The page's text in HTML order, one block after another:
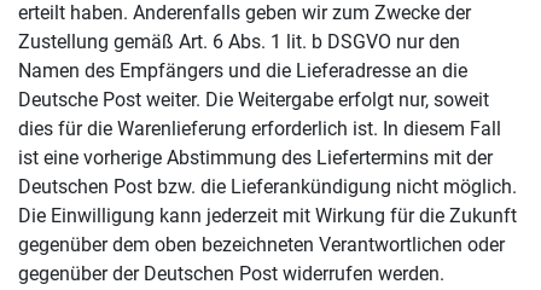
erteilt haben. Anderenfalls geben wir zum Zwecke der
Zustellung gemäß Art. 6 Abs. 1 lit. b DSGVO nur den
Namen des Empfängers und die Lieferadresse an die
Deutsche Post weiter. Die Weitergabe erfolgt nur, soweit
dies für die Warenlieferung erforderlich ist. In diesem Fall
ist eine vorherige Abstimmung des Liefertermins mit der
Deutschen Post bzw. die Lieferankündigung nicht möglich.
Die Einwilligung kann jederzeit mit Wirkung für die Zukunft
gegenüber dem oben bezeichneten Verantwortlichen oder
gegenüber der Deutschen Post widerrufen werden.